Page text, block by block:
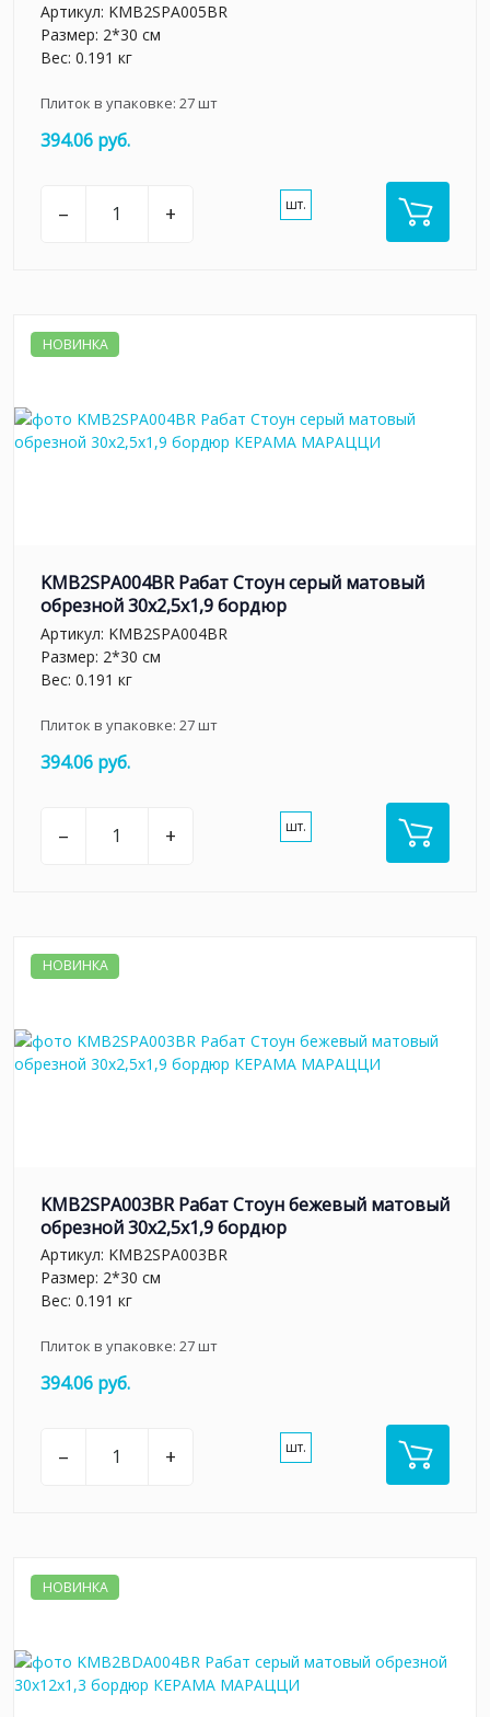
Артикул: KMB2SPA005BR
Размер: 2*30 см
Вес: 0.191 кг
Плиток в упаковке: 27шт
394.06 руб.
– + шт.
НОВИНКА
KMB2SPA004BR Рабат Стоун серый матовый
обрезной 30x2,5x1,9 бордюр
Артикул: KMB2SPA004BR
Размер: 2*30 см
Вес: 0.191 кг
Плиток в упаковке: 27шт
394.06 руб.
– + шт.
НОВИНКА
KMB2SPA003BR Рабат Стоун бежевый матовый
обрезной 30x2,5x1,9 бордюр
Артикул: KMB2SPA003BR
Размер: 2*30 см
Вес: 0.191 кг
Плиток в упаковке: 27шт
394.06 руб.
– + шт.
НОВИНКА